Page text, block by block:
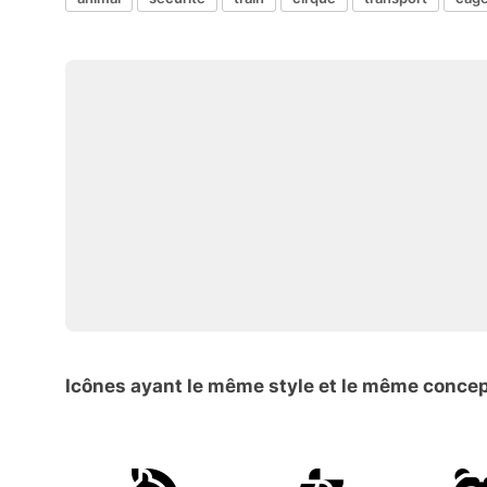
Icônes ayant le même style et le même